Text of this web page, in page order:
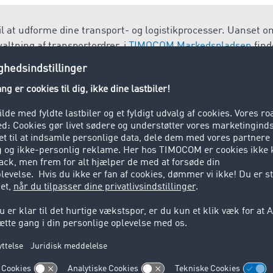
at udforme dine transport- og logistikprocesser. Uanset
af transportordrer, iTIMOCOM Markedspladsen
i henhold til dine behov og dit aktuelle
til godstransport. Veksellad er standardiserede og kan
Benyttes overvejende i kombineret trafik (vej/